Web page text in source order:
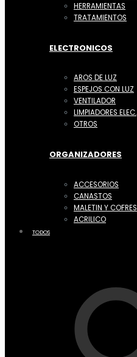
HERRAMIENTAS
TRATAMIENTOS
ELECTRONICOS
AROS DE LUZ
ESPEJOS CON LUZ
VENTILADOR
LIMPIADORES ELEC.
OTROS
ORGANIZADORES
ACCESORIOS
CANASTOS
MALETIN Y COFRES
ACRILICO
TODOS